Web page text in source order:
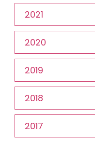
2021
2020
2019
2018
2017